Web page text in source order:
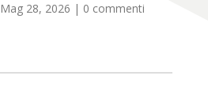
Mag 28, 2026 | 0 commenti